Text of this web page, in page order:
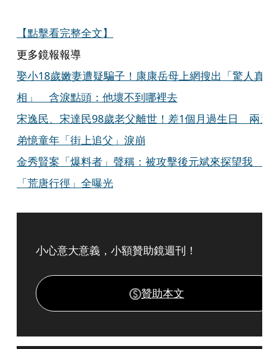
【點擊看完整全文】
更多鏡報報導
娶小18歲嫩妻遭疑騙子！康康岳母上網搜出「驚人真
相」 含淚點頭：他壞不到哪裡去
宋逸民、宋達民98歲老父離世！差1個月過生日 兩
弟憶童年「街上追父」淚崩
金秀賢案「爆料者」聲稱：被攻擊後元斌來探望我
「荒唐行徑」全曝光
小心意大意義，小額贊助鏡週刊！
贊助本文